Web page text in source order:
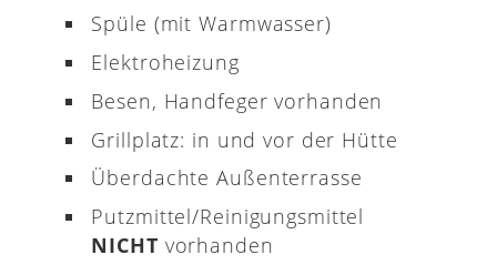
Spüle (mit Warmwasser)
Elektroheizung
Besen, Handfeger vorhanden
Grillplatz: in und vor der Hütte
Überdachte Außenterrasse
Putzmittel/Reinigungsmittel
NICHT vorhanden